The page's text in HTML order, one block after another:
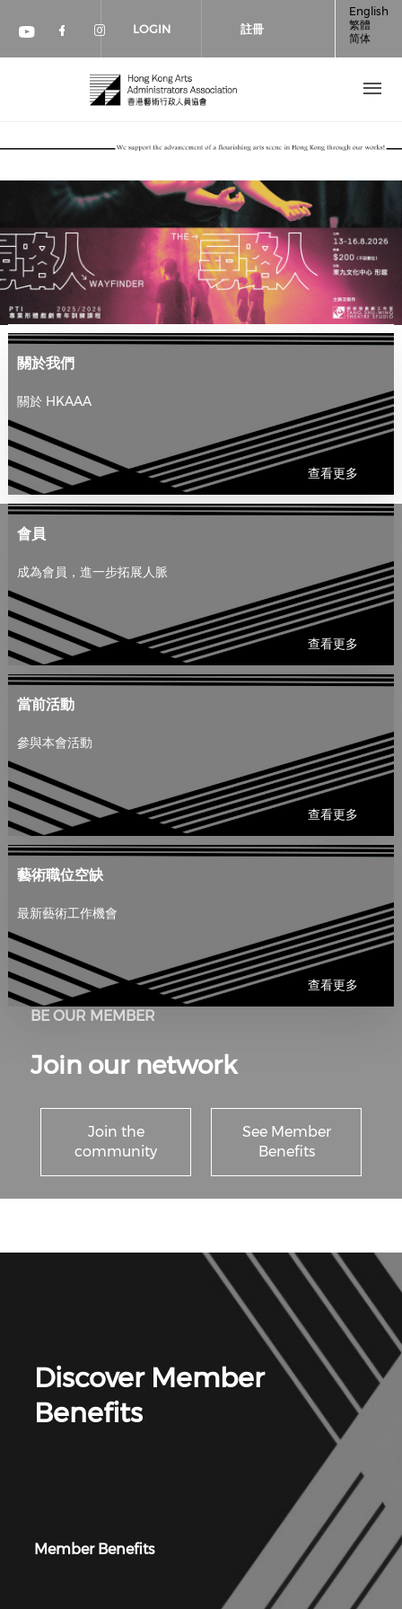
Check our social media on youtube
Check our social media on
Check our social media on
LOGIN 註冊
English
繁體
简体
關於我們
關於 HKAAA
查看更多
會員
成為會員，進一步拓展人脈
查看更多
當前活動
參與本會活動
查看更多
藝術職位空缺
最新藝術工作機會
查看更多
BE OUR MEMBER
Join our network
Join the
community
See Member
Benefits
Discover Member
Benefits
Member Benefits